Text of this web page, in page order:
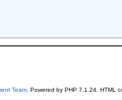
Team. Powered by PHP 7.1.24. HTML